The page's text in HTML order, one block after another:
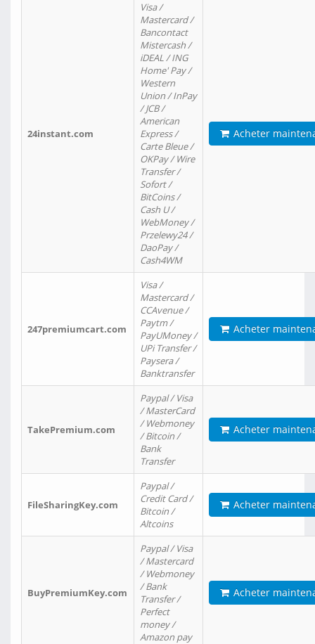
24instant.com
Visa /
Mastercard /
Bancontact
Mistercash /
iDEAL / ING
Home' Pay /
Western
Union / InPay
/ JCB /
American
Express /
Carte Bleue /
OKPay / Wire
Transfer /
Sofort /
BitCoins /
Cash U /
WebMoney /
Przelewy24 /
DaoPay /
Cash4WM
Acheter
247premiumcart.com
Visa /
Mastercard /
CCAvenue /
Paytm /
PayUMoney /
UPi Transfer /
Paysera /
Banktransfer
Acheter
TakePremium.com
Paypal / Visa
/ MasterCard
/ Webmoney
/ Bitcoin /
Bank
Transfer
Acheter
FileSharingKey.com
Paypal /
Credit Card /
Bitcoin /
Altcoins
Acheter
BuyPremiumKey.com
Paypal / Visa
/ Mastercard
/ Webmoney
/ Bank
Transfer /
Perfect
money /
Amazon pay
Acheter